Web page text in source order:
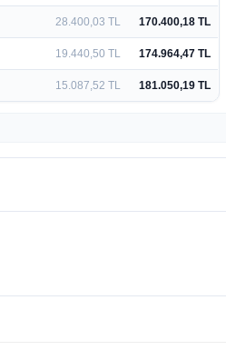
28.400,03 TL 170.400,18 TL
19.440,50 TL 174.964,47 TL
15.087,52 TL 181.050,19 TL